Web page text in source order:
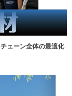
ェーン全体の最適化